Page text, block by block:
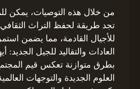
من خلال هذه التوصيات، يمكن
تجد طريقة لحفظ التراث
للأجيال القادمة، مما يضمن
العادات والتقاليد للجيل الجديد:
بطرق متوازنة تعكس قيم
العلوم الجديدة والتوجهات